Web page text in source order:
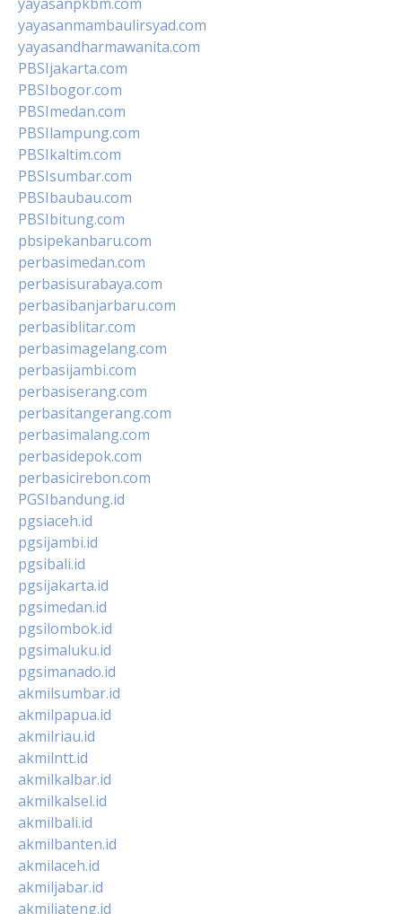
yayasanmambaulirsyad.com
yayasandharmawanita.com
PBSIjakarta.com
PBSIbogor.com
PBSImedan.com
PBSIlampung.com
PBSIkaltim.com
PBSIsumbar.com
PBSIbaubau.com
PBSIbitung.com
pbsipekanbaru.com
perbasimedan.com
perbasisurabaya.com
perbasibanjarbaru.com
perbasiblitar.com
perbasimagelang.com
perbasijambi.com
perbasiserang.com
perbasitangerang.com
perbasimalang.com
perbasidepok.com
perbasicirebon.com
PGSIbandung.id
pgsiaceh.id
pgsijambi.id
pgsibali.id
pgsijakarta.id
pgsimedan.id
pgsilombok.id
pgsimaluku.id
pgsimanado.id
akmilsumbar.id
akmilpapua.id
akmilriau.id
akmilntt.id
akmilkalbar.id
akmilkalsel.id
akmilbali.id
akmilbanten.id
akmilaceh.id
akmiljabar.id
akmiljateng.id